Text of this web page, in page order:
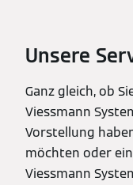
Unsere
Ganz gleich, ob
Viessmann
Vorstellung
möchten oder
Viessmann